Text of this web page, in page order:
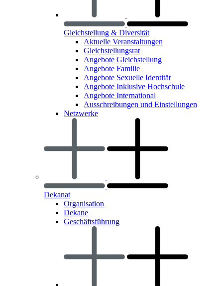
Gleichstellung & Diversität
Aktuelle Veranstaltungen
Gleichstellungsrat
Angebote Gleichstellung
Angebote Familie
Angebote Sexuelle Identität
Angebote Inklusive Hochschule
Angebote International
Ausschreibungen und Einstellungen
Netzwerke
Dekanat
Organisation
Dekane
Geschäftsführung